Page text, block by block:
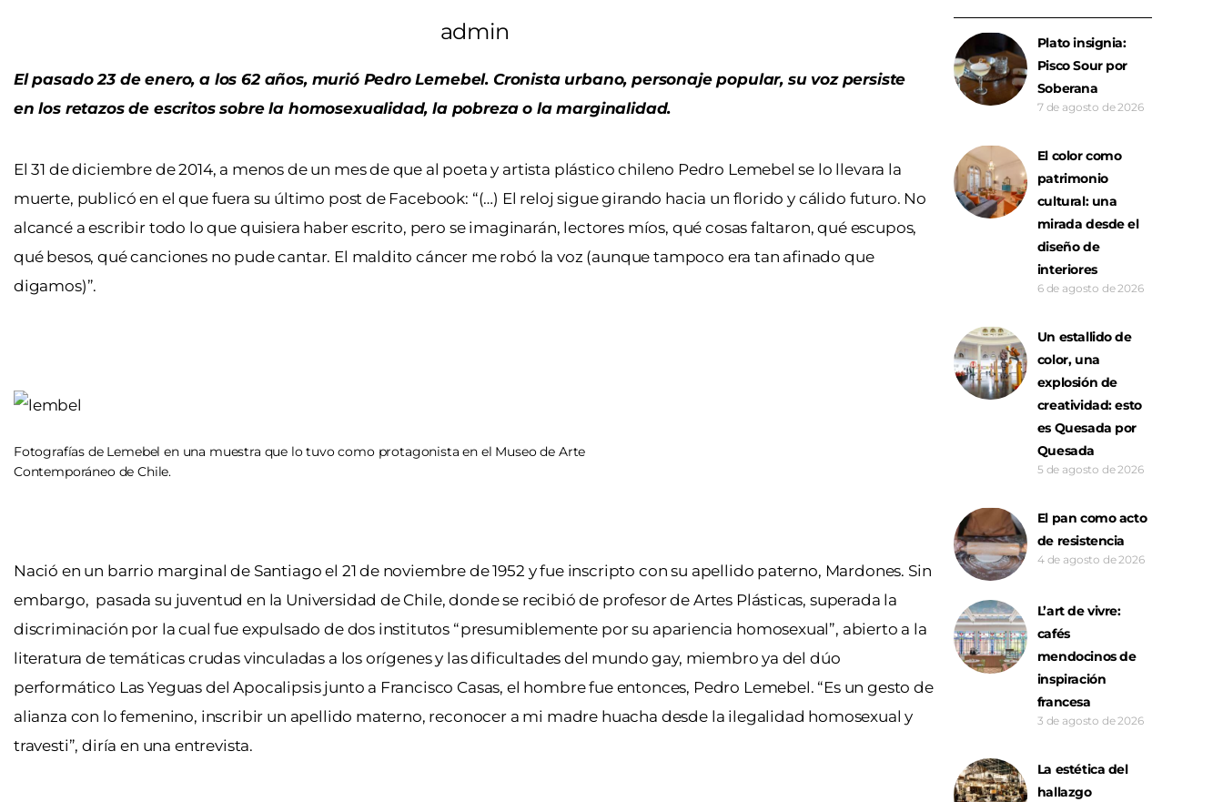
admin
El pasado 23 de enero, a los 62 años, murió Pedro Lemebel. Cronista urbano, personaje popular, su voz persiste
en los retazos de escritos sobre la homosexualidad, la pobreza o la marginalidad.
El 31 de diciembre de 2014, a menos de un mes de que al poeta y artista plástico chileno Pedro Lemebel se lo llevara la
muerte, publicó en el que fuera su último post de Facebook: “(…) El reloj sigue girando hacia un florido y cálido futuro. No
alcancé a escribir todo lo que quisiera haber escrito, pero se imaginarán, lectores míos, qué cosas faltaron, qué escupos,
qué besos, qué canciones no pude cantar. El maldito cáncer me robó la voz (aunque tampoco era tan afinado que
digamos)”.
Fotografías de Lemebel en una muestra que lo tuvo como protagonista en el Museo de Arte
Contemporáneo de Chile.
Nació en un barrio marginal de Santiago el 21 de noviembre de 1952 y fue inscripto con su apellido paterno, Mardones. Sin
embargo, pasada su juventud en la Universidad de Chile, donde se recibió de profesor de Artes Plásticas, superada la
discriminación por la cual fue expulsado de dos institutos “presumiblemente por su apariencia homosexual”, abierto a la
literatura de temáticas crudas vinculadas a los orígenes y las dificultades del mundo gay, miembro ya del dúo
performático Las Yeguas del Apocalipsis junto a Francisco Casas, el hombre fue entonces, Pedro Lemebel. “Es un gesto de
alianza con lo femenino, inscribir un apellido materno, reconocer a mi madre huacha desde la ilegalidad homosexual y
travesti”, diría en una entrevista.
Plato insignia:
Pisco Sour por
Soberana
7 de agosto de 2026
El color como
patrimonio
cultural: una
mirada desde el
diseño de
interiores
6 de agosto de 2026
Un estallido de
color, una
explosión de
creatividad: esto
es Quesada por
Quesada
5 de agosto de 2026
El pan como acto
de resistencia
4 de agosto de 2026
L’art de vivre:
cafés
mendocinos de
inspiración
francesa
3 de agosto de 2026
La estética del
hallazgo